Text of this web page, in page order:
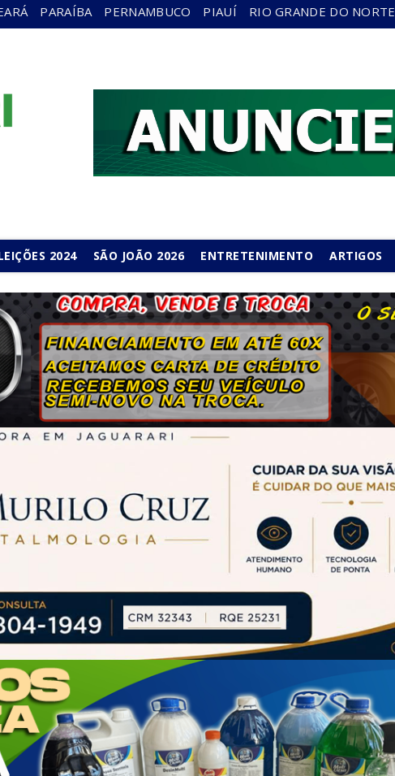
PARAÍBA PERNAMBUCO PIAUÍ RIO GRANDE DO NORTE
2024 SÃO JOÃO 2026 ENTRETENIMENTO ARTIGOS